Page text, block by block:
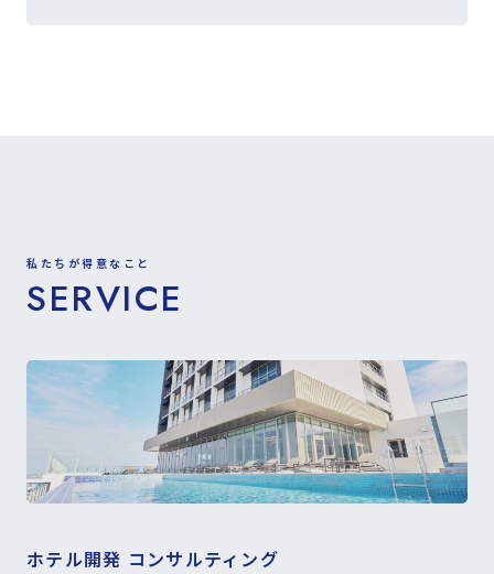
私たちが得意なこと
SERVICE
ホテル開発 コンサルティング